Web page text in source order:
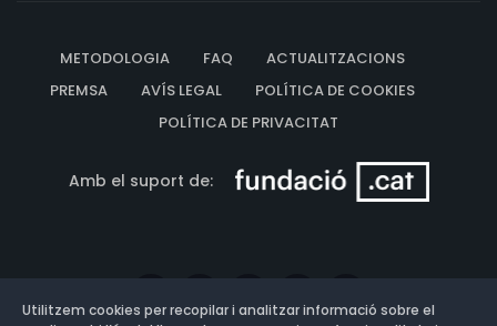
METODOLOGIA FAQ
ACTUALITZACIONS
PREMSA
AVÍS LEGAL
POLÍTICA DE COOKIES
POLÍTICA DE PRIVACITAT
Amb el suport de:
Utilitzem cookies per recopilar i analitzar informació sobre el